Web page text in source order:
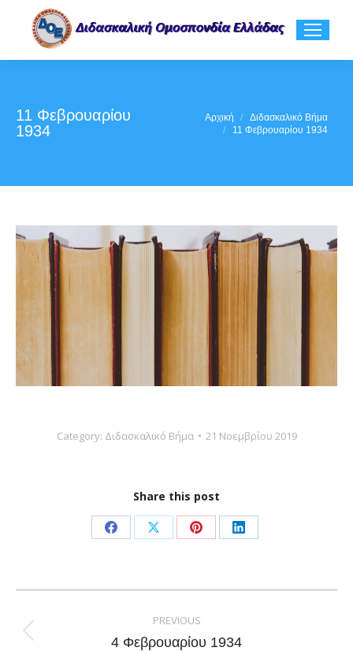
11 Φεβρουαρίου
1934
You are here:Αρχική
Διδασκαλικό Βήμα
11 Φεβρουαρίου 1934
Category: Διδασκαλικό Βήμα 21 Νοεμβρίου 2019
Share this post
Share
Facebook
Share
X
Share
Pinterest
Share
LinkedIn
navigation
PREVIOUS
Previous
4 Φεβρουαρίου 1934